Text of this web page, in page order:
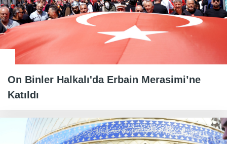
On Binler Halkalı'da Erbain Merasimi’ne
Katıldı